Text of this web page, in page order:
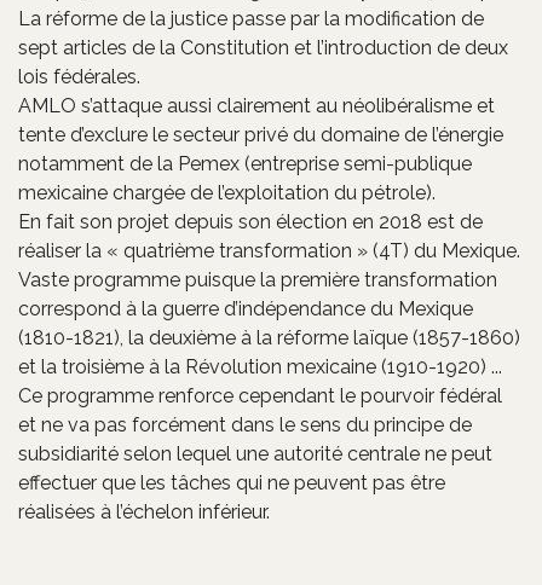
La réforme de la justice passe par la modification de
sept articles de la Constitution et l’introduction de deux
lois fédérales.
AMLO s’attaque aussi clairement au néolibéralisme et
tente d’exclure le secteur privé du domaine de l’énergie
notamment de la Pemex (entreprise semi-publique
mexicaine chargée de l’exploitation du pétrole).
En fait son projet depuis son élection en 2018 est de
réaliser la « quatrième transformation » (4T) du Mexique.
Vaste programme puisque la première transformation
correspond à la guerre d’indépendance du Mexique
(1810-1821), la deuxième à la réforme laïque (1857-1860)
et la troisième à la Révolution mexicaine (1910-1920) ...
Ce programme renforce cependant le pourvoir fédéral
et ne va pas forcément dans le sens du principe de
subsidiarité selon lequel une autorité centrale ne peut
effectuer que les tâches qui ne peuvent pas être
réalisées à l’échelon inférieur.